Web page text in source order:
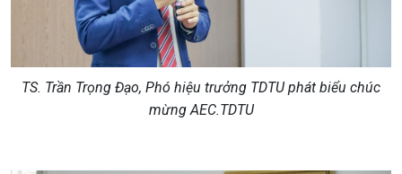
TS. Trần Trọng Đạo, Phó hiệu trưởng TDTU phát biểu chúc
mừng AEC.TDTU